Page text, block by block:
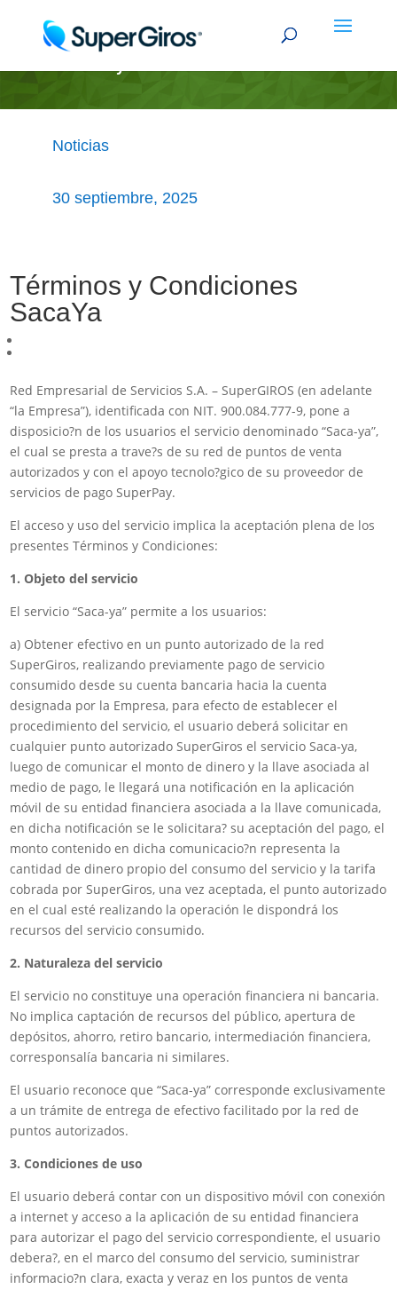
Noticias
30 septiembre, 2025
Términos y Condiciones
SacaYa
Red Empresarial de Servicios S.A. – SuperGIROS (en adelante
“la Empresa”), identificada con NIT. 900.084.777-9, pone a
disposicio?n de los usuarios el servicio denominado “Saca-ya”,
el cual se presta a trave?s de su red de puntos de venta
autorizados y con el apoyo tecnolo?gico de su proveedor de
servicios de pago SuperPay.
El acceso y uso del servicio implica la aceptación plena de los
presentes Términos y Condiciones:
1. Objeto del servicio
El servicio “Saca-ya” permite a los usuarios:
a) Obtener efectivo en un punto autorizado de la red
SuperGiros, realizando previamente pago de servicio
consumido desde su cuenta bancaria hacia la cuenta
designada por la Empresa, para efecto de establecer el
procedimiento del servicio, el usuario deberá solicitar en
cualquier punto autorizado SuperGiros el servicio Saca-ya,
luego de comunicar el monto de dinero y la llave asociada al
medio de pago, le llegará una notificación en la aplicación
móvil de su entidad financiera asociada a la llave comunicada,
en dicha notificación se le solicitara? su aceptación del pago, el
monto contenido en dicha comunicacio?n representa la
cantidad de dinero propio del consumo del servicio y la tarifa
cobrada por SuperGiros, una vez aceptada, el punto autorizado
en el cual esté realizando la operación le dispondrá los
recursos del servicio consumido.
2. Naturaleza del servicio
El servicio no constituye una operación financiera ni bancaria.
No implica captación de recursos del público, apertura de
depósitos, ahorro, retiro bancario, intermediación financiera,
corresponsalía bancaria ni similares.
El usuario reconoce que “Saca-ya” corresponde exclusivamente
a un trámite de entrega de efectivo facilitado por la red de
puntos autorizados.
3. Condiciones de uso
El usuario deberá contar con un dispositivo móvil con conexión
a internet y acceso a la aplicación de su entidad financiera
para autorizar el pago del servicio correspondiente, el usuario
debera?, en el marco del consumo del servicio, suministrar
informacio?n clara, exacta y veraz en los puntos de venta